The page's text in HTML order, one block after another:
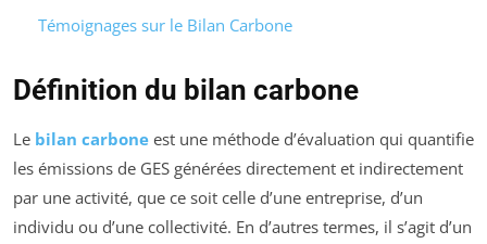
Témoignages sur le Bilan Carbone
Définition du bilan carbone
Le bilan carbone est une méthode d’évaluation qui quantifie
les émissions de GES générées directement et indirectement
par une activité, que ce soit celle d’une entreprise, d’un
individu ou d’une collectivité. En d’autres termes, il s’agit d’un